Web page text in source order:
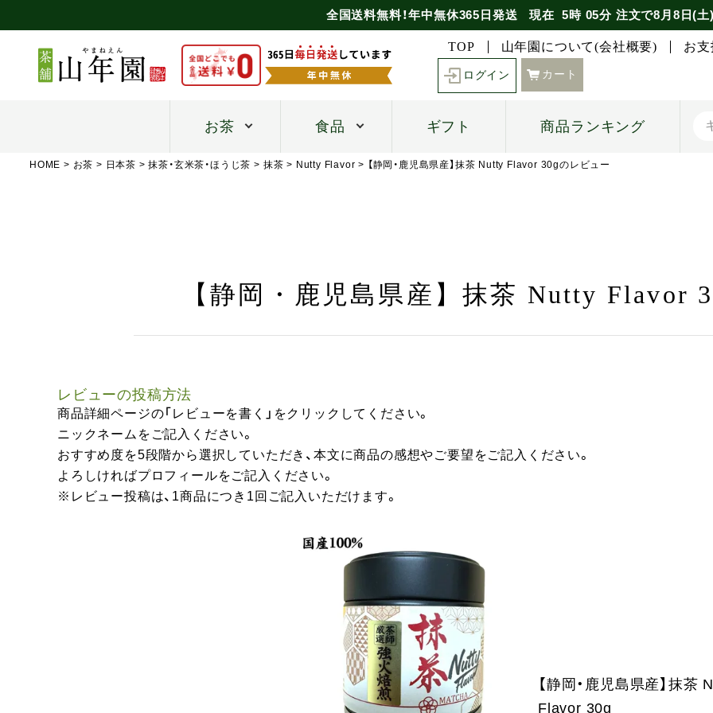
全国送料無料！年中無休365日発送 現在 5時 05分注文で8月8日(土
TOP 山年園について(会社概要) お
ログイン カート
お茶 食品 ギフト 商品ランキング
HOME お茶 日本茶 抹茶・玄米茶・ほうじ茶 抹茶 Nutty Flavor 【静岡・鹿児島県産】抹茶 Nutty Flavor 30gのレビュー
【静岡・鹿児島県産】抹茶 Nutty Flavor
レビューの投稿方法
商品詳細ページの「レビューを書く」をクリックしてください。
ニックネームをご記入ください。
おすすめ度を5段階から選択していただき、本文に商品の感想やご要望をご記入ください。
よろしければプロフィールをご記入ください。
※レビュー投稿は、1商品につき1回ご記入いただけます。
【静岡・鹿児島県産】抹茶
Flavor 30g